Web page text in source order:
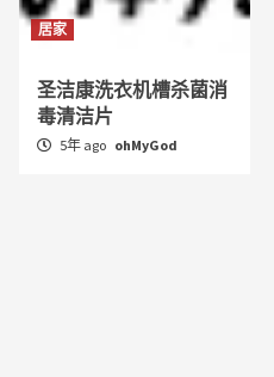
居家
圣洁康洗衣机槽杀菌消
毒清洁片
5年 ago ohMyGod